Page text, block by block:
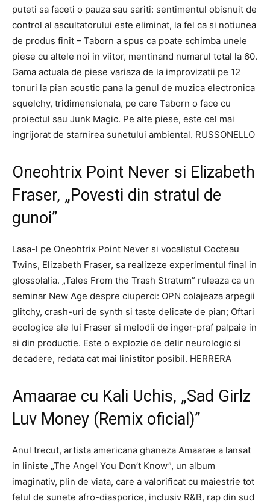
puteti sa faceti o pauza sau sariti: sentimentul obisnuit de
control al ascultatorului este eliminat, la fel ca si notiunea
de produs finit – Taborn a spus ca poate schimba unele
piese cu altele noi in viitor, mentinand numarul total la 60.
Gama actuala de piese variaza de la improvizatii pe 12
tonuri la pian acustic pana la genul de muzica electronica
squelchy, tridimensionala, pe care Taborn o face cu
proiectul sau Junk Magic. Pe alte piese, este cel mai
ingrijorat de starnirea sunetului ambiental. RUSSONELLO
Oneohtrix Point Never si Elizabeth
Fraser, „Povesti din stratul de
gunoi”
Lasa-l pe Oneohtrix Point Never si vocalistul Cocteau
Twins, Elizabeth Fraser, sa realizeze experimentul final in
glossolalia. „Tales From the Trash Stratum” ruleaza ca un
seminar New Age despre ciuperci: OPN colajeaza arpegii
glitchy, crash-uri de synth si taste delicate de pian; Oftari
ecologice ale lui Fraser si melodii de inger-praf palpaie in
si din productie. Este o explozie de delir neurologic si
decadere, redata cat mai linistitor posibil. HERRERA
Amaarae cu Kali Uchis, „Sad Girlz
Luv Money (Remix oficial)”
Anul trecut, artista americana ghaneza Amaarae a lansat
in liniste „The Angel You Don’t Know”, un album
imaginativ, plin de viata, care a valorificat cu maiestrie tot
felul de sunete afro-diasporice, inclusiv R&B, rap din sud